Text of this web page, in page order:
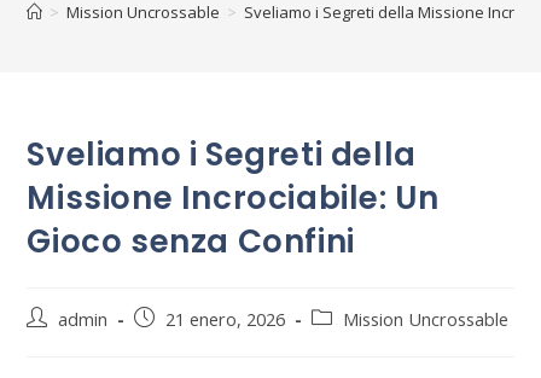
> Mission Uncrossable > Sveliamo i Segreti della Missione
Sveliamo i Segreti della
Missione Incrociabile: Un
Gioco senza Confini
Autoradmin
Publicación
21 enero, 2026
Categoría
Mission Uncrossable